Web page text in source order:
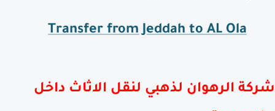
Transfer from Jeddah to ALOla
شركة الرهوان لذهبي لنقل الاثاث داخل